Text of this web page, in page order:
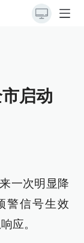
启动
一次明显降
警信号生效
应。